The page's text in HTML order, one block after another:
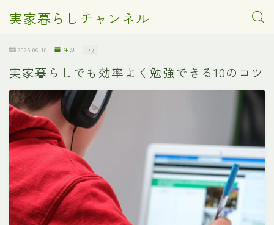
実家暮らしチャンネル
2025.06.10 生活 PR
実家暮らしでも効率よく勉強できる10のコツ